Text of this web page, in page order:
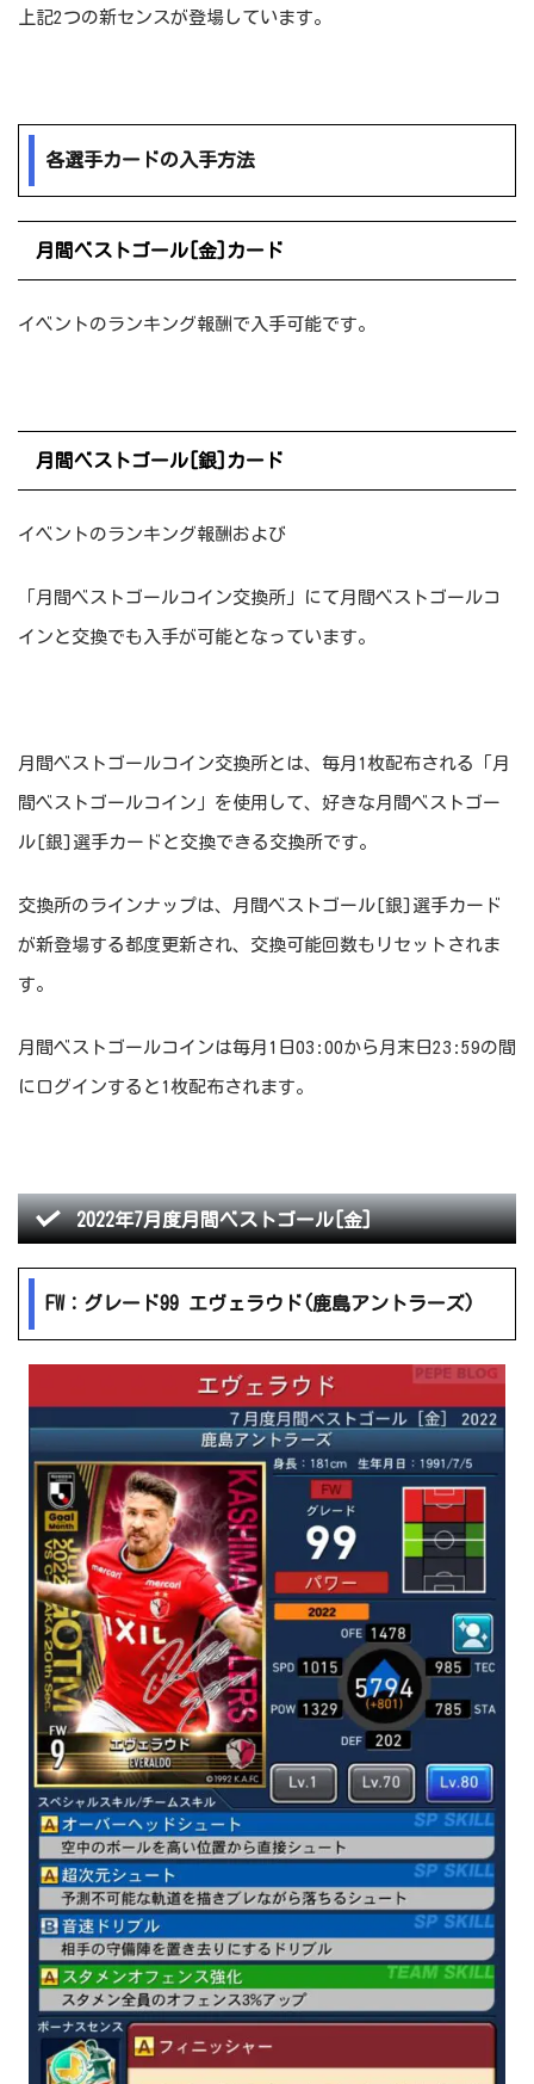
上記2つの新センスが登場しています。
各選手カードの入手方法
月間ベストゴール[金]カード
イベントのランキング報酬で入手可能です。
月間ベストゴール[銀]カード
イベントのランキング報酬および
「月間ベストゴールコイン交換所」にて月間ベストゴールコ
インと交換でも入手が可能となっています。
月間ベストゴールコイン交換所とは、毎月1枚配布される「月
間ベストゴールコイン」を使用して、好きな月間ベストゴー
ル[銀]選手カードと交換できる交換所です。
交換所のラインナップは、月間ベストゴール[銀]選手カード
が新登場する都度更新され、交換可能回数もリセットされま
す。
月間ベストゴールコインは毎月1日03:00から月末日23:59の間
にログインすると1枚配布されます。
2022年7月度月間ベストゴール[金]
FW：グレード99 エヴェラウド(鹿島アントラーズ)